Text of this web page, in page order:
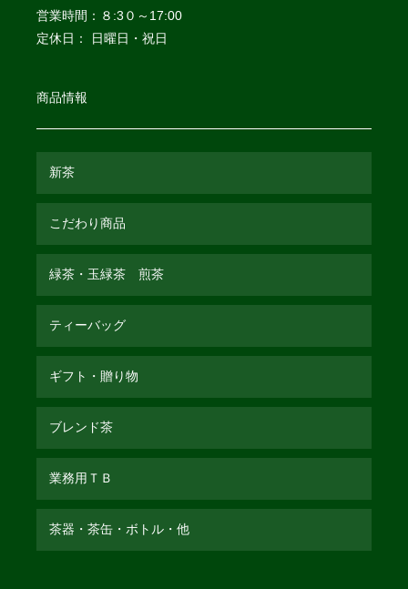
営業時間：８:3０～17:00
定休日： 日曜日・祝日
商品情報
新茶
こだわり商品
緑茶・玉緑茶 煎茶
ティーバッグ
ギフト・贈り物
ブレンド茶
業務用ＴＢ
茶器・茶缶・ボトル・他